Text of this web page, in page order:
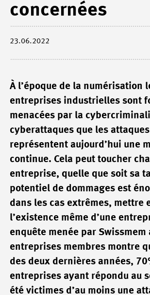
concernées
23.06.2022
À l’époque de la numérisation
entreprises industrielles sont
menacées par la
cyberattaques que les
représentent aujourd’hui une
continue. Cela peut toucher
entreprise, quelle que soit sa
potentiel de dommages est
dans les cas extrêmes, mettre
l’existence même d’une
enquête menée par Swissmem
entreprises membres montre
des deux dernières années,
entreprises ayant répondu au
été victimes d’au moins une